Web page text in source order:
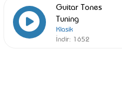
Guitar Tones
Tuning
Klasik
İndir: 1652